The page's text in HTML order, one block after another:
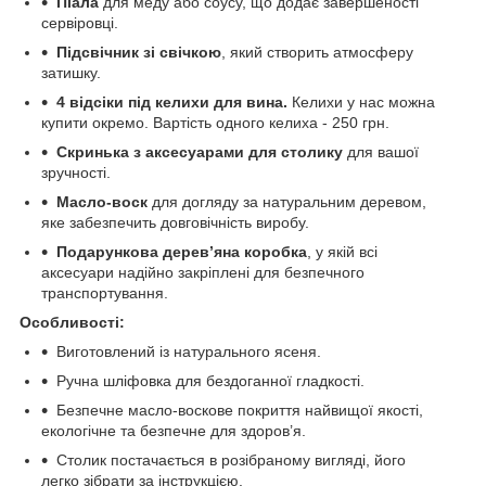
сервіровці.
Підсвічник зі свічкою , який створить атмосферу
затишку.
4 відсіки під келихи для вина. Келихи у нас можна
купити окремо. Вартість одного келиха - 250 грн.
Скринька з аксесуарами для столику для вашої
зручності.
Масло-воск для догляду за натуральним деревом,
яке забезпечить довговічність виробу.
Подарункова дерев’яна коробка , у якій всі
аксесуари надійно закріплені для безпечного
транспортування.
Особливості:
Виготовлений із натурального ясеня.
Ручна шліфовка для бездоганної гладкості.
Безпечне масло-воскове покриття найвищої якості,
екологічне та безпечне для здоров’я.
Столик постачається в розібраному вигляді, його
легко зібрати за інструкцією.